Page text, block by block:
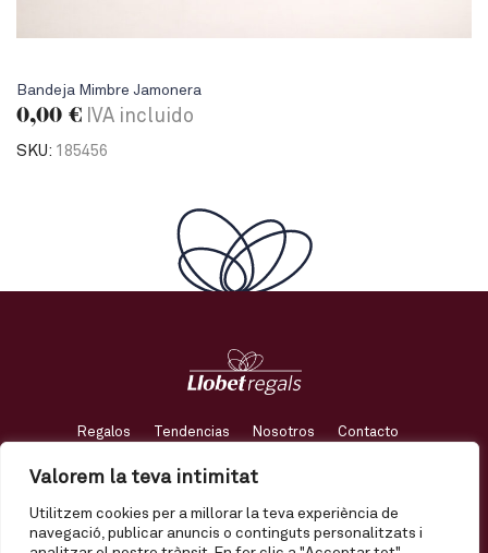
Valorem la teva intimitat
Utilitzem cookies per a millorar la teva experiència de
navegació, publicar anuncis o continguts personalitzats i
Bandeja Mimbre Jamonera
0,00 € IVA incluido
SKU: 185456
Regalos Tendencias Nosotros Contacto
Mi cuenta Envío Términos y condiciones
Política de privacidad Política de calidad Avís legal